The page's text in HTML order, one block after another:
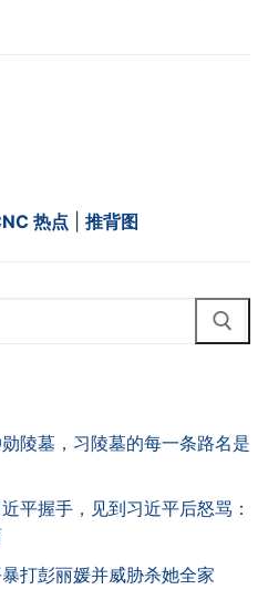
热点 推背图
陵墓，习陵墓的每一条路名是
平握手，见到习近平后怒骂：
打彭丽媛并威胁杀她全家